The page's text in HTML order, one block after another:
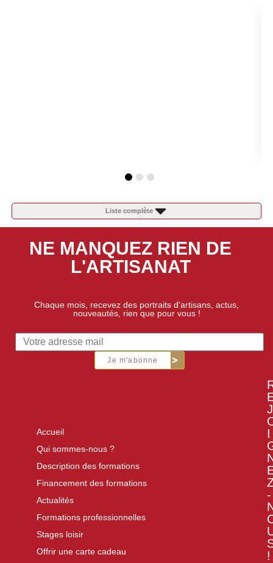
Liste complète
NE MANQUEZ RIEN DE
L'ARTISANAT
Chaque mois, recevez des portraits d'artisans, actus,
nouveautés, rien que pour vous !
Je m'abonne
Accueil
Qui sommes-nous ?
Description des formations
Financement des formations
Actualités
Formations professionnelles
Stages loisir
Offrir une carte cadeau
J
I
-
!